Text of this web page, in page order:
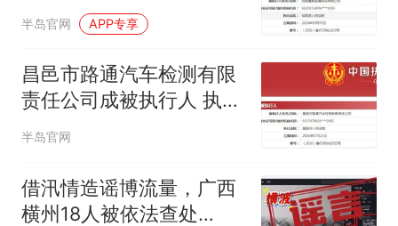
432170元
半岛官网 APP专享
昌邑市路通汽车检测有限
责任公司成被执行人 执行
标的60000元
半岛官网
借汛情造谣博流量，广西
横州18人被依法查处